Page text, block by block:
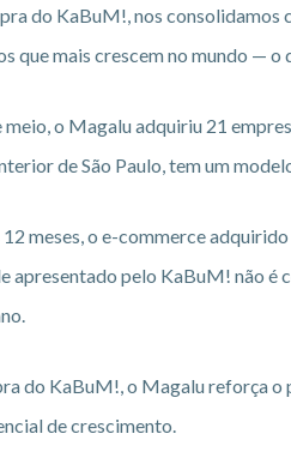
do KaBuM!, nos
que mais crescem no mundo — o
meio, o Magalu adquiriu 21
de São Paulo, tem um
meses, o e-commerce
apresentado pelo KaBuM! não é
do KaBuM!, o Magalu reforça
de crescimento.